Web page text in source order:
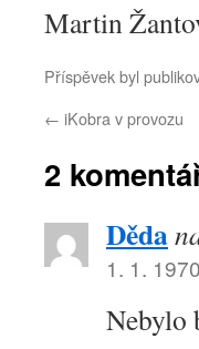
Martin
Příspěvek byl
← iKobra v provozu
2
Děda
1. 1.
Nebylo